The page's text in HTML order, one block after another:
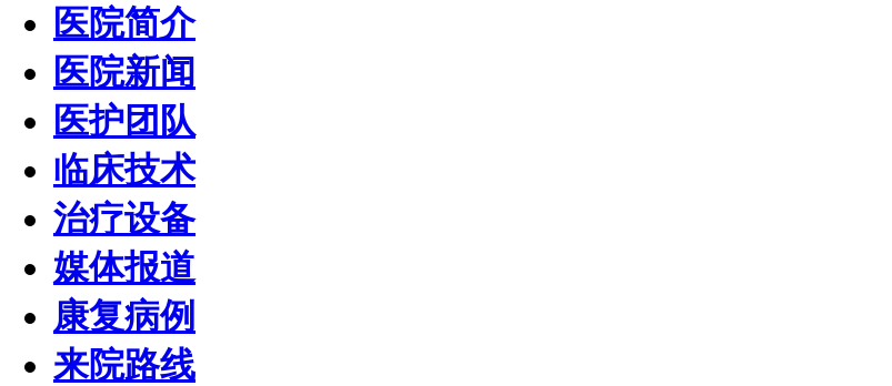
医院简介
医院新闻
医护团队
临床技术
治疗设备
媒体报道
康复病例
来院路线